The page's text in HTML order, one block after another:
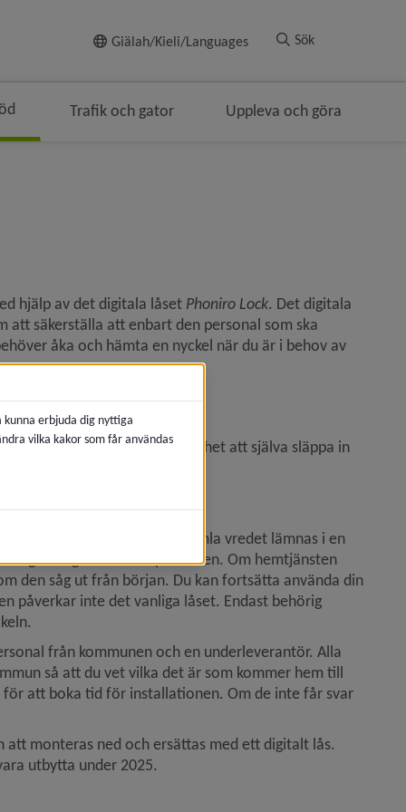
Giälah/Kieli/Languages Sök
Trafik och gator Uppleva och göra
hjälp av det digitala låset Phoniro Lock. Det digitala
att säkerställa att enbart den personal som ska
åka och hämta en nyckel när du är i behov av
i hemmet och inte har möjlighet att själva släppa in
det tidigare vredet. Det gamla vredet lämnas i en
görs ingen åverkan på dörren. Om hemtjänsten
den såg ut från början. Du kan fortsätta använda din
påverkar inte det vanliga låset. Endast behörig
från kommunen och en underleverantör. Alla
så att du vet vilka det är som kommer hem till
att boka tid för installationen. Om de inte får svar
att monteras ned och ersättas med ett digitalt lås.
utbytta under 2025.
erbjuda dig nyttiga
vilka kakor som får användas